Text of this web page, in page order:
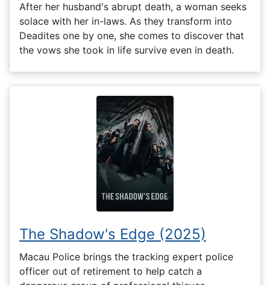
After her husband's abrupt death, a woman seeks
solace with her in-laws. As they transform into
Deadites one by one, she comes to discover that
the vows she took in life survive even in death.
The Shadow's Edge (2025)
Macau Police brings the tracking expert police
officer out of retirement to help catch a